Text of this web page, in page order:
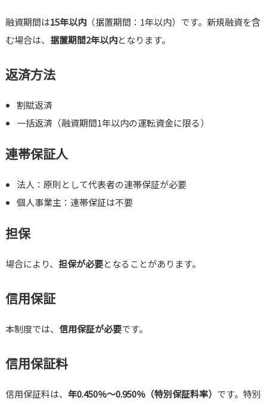
融資期間は15年以内（据置期間：1年以内）です。新規融資を含
む場合は、 据置期間2年以内となります。
返済方法
割賦返済
一括返済（融資期間1年以内の運転資金に限る）
連帯保証人
法人：原則として代表者の連帯保証が必要
個人事業主：連帯保証は不要
担保
場合により、 担保が必要となることがあります。
信用保証
本制度では、 信用保証が必要です。
信用保証料
信用保証料は、 年0.450％〜0.950％（特別保証料率） です。特別